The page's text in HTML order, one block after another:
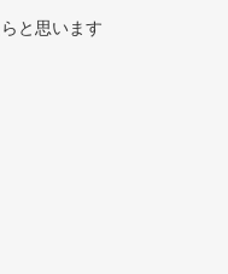
と思います